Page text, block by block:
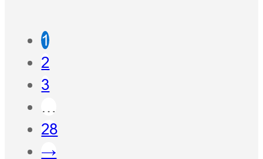
1
2
3
…
28
→